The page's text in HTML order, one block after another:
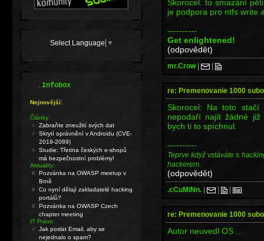
Skorocel: to smazání
je podpora pro ntfs write
----------
Get enlightened!
(odpovědět)
mr.Crow| |
re: Premenovanie 1000
Skorocel: Na toto
nepodaří najít žádné
bych ti to spíchnul.
----------
Teprve když vstáváte s
hackerem.
(odpovědět)
.cCuMiNn. | | |
re: Premenovanie 1000
Autor neuvedl OS ...
Select Language ▼
.Infobox
Nejnovější:
Články:
Zabraňte zneužití svých dat
Skrytí oprávnění v Androidu (CVE-
2019-2089)
Studie: Třetina českých e-shopů
má bezpečnostní problémy!
Aktuality:
Pozvánka na OWASP meetup v
Brně
Co nyní dělají zakladatelé hacking
portálů?
Pozvánka na OWASP Czech
chapter meeting
IT Právo:
Jak poslat Email, aby se
nejednalo o spam?